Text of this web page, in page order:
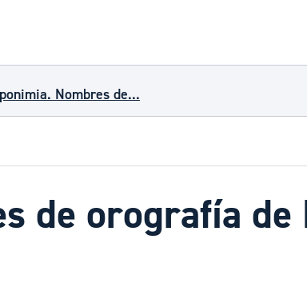
Nombres de...
de orografía